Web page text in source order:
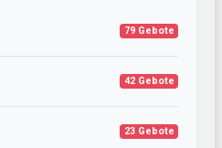
79 Gebote
42 Gebote
23 Gebote